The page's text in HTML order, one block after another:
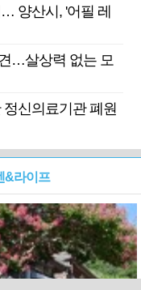
양산시, '어필 레
…살상력 없는 모
신의료기관 폐원
&라이프